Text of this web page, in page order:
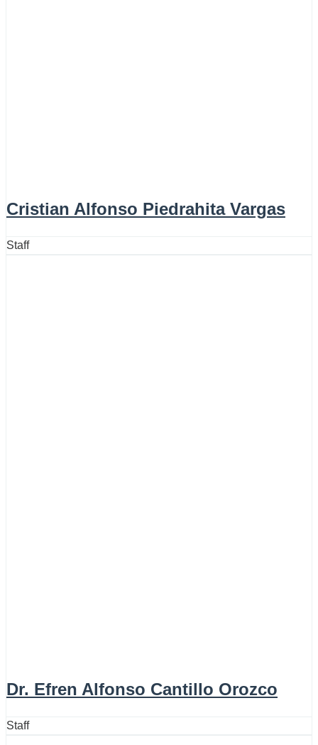
Cristian Alfonso Piedrahita Vargas
Staff
Dr. Efren Alfonso Cantillo Orozco
Staff